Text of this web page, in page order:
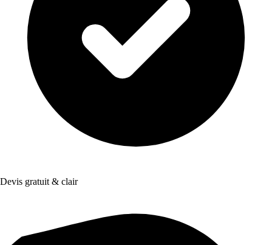
Devis gratuit & clair